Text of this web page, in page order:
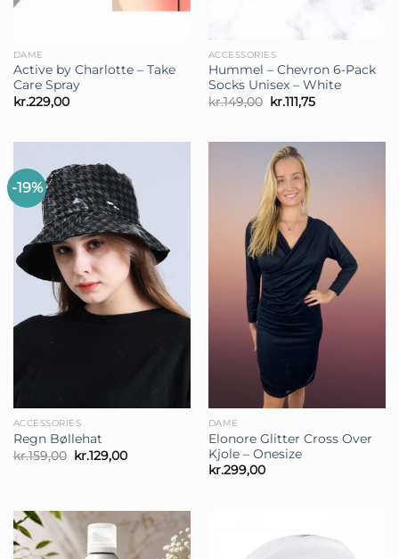
DAME
Active by Charlotte – Take
Care Spray
kr.229,00
ACCESSORIES
Hummel – Chevron 6-Pack
Socks Unisex – White
kr.149,00 Den
oprindelige
kr.149,00.
kr.111,75Den
-19%
ACCESSORIES
Regn Bøllehat
kr.159,00 Den
oprindelige
kr.129,00Den
DAME
Elonore Glitter Cross Over
Kjole – Onesize
kr.299,00